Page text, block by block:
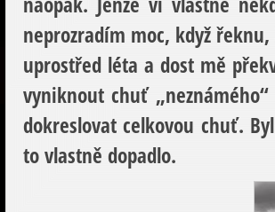
neprozradím moc, když
uprostřed léta a dost mě
vyniknout chuť
dokreslovat celkovou chuť.
to vlastně dopadlo.